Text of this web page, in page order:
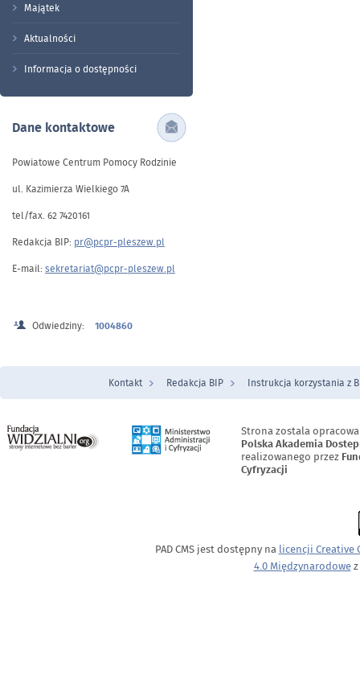
Majątek
Aktualności
Informacja o dostępności
Dane kontaktowe
Powiatowe Centrum Pomocy Rodzinie
ul. Kazimierza Wielkiego 7A
tel/fax. 62 7420161
Redakcja BIP: pr@pcpr-pleszew.pl
E-mail: sekretariat@pcpr-pleszew.pl
Odwiedziny: 1004860
Menu Stopka
Kontakt Redakcja BIP Instrukcja korzystania z
Strona zostala
Polska Akademia
realizowanego przez
Cyfryzacji
PAD CMS jest dostępny na licencji Creative
4.0 Międzynarodowez